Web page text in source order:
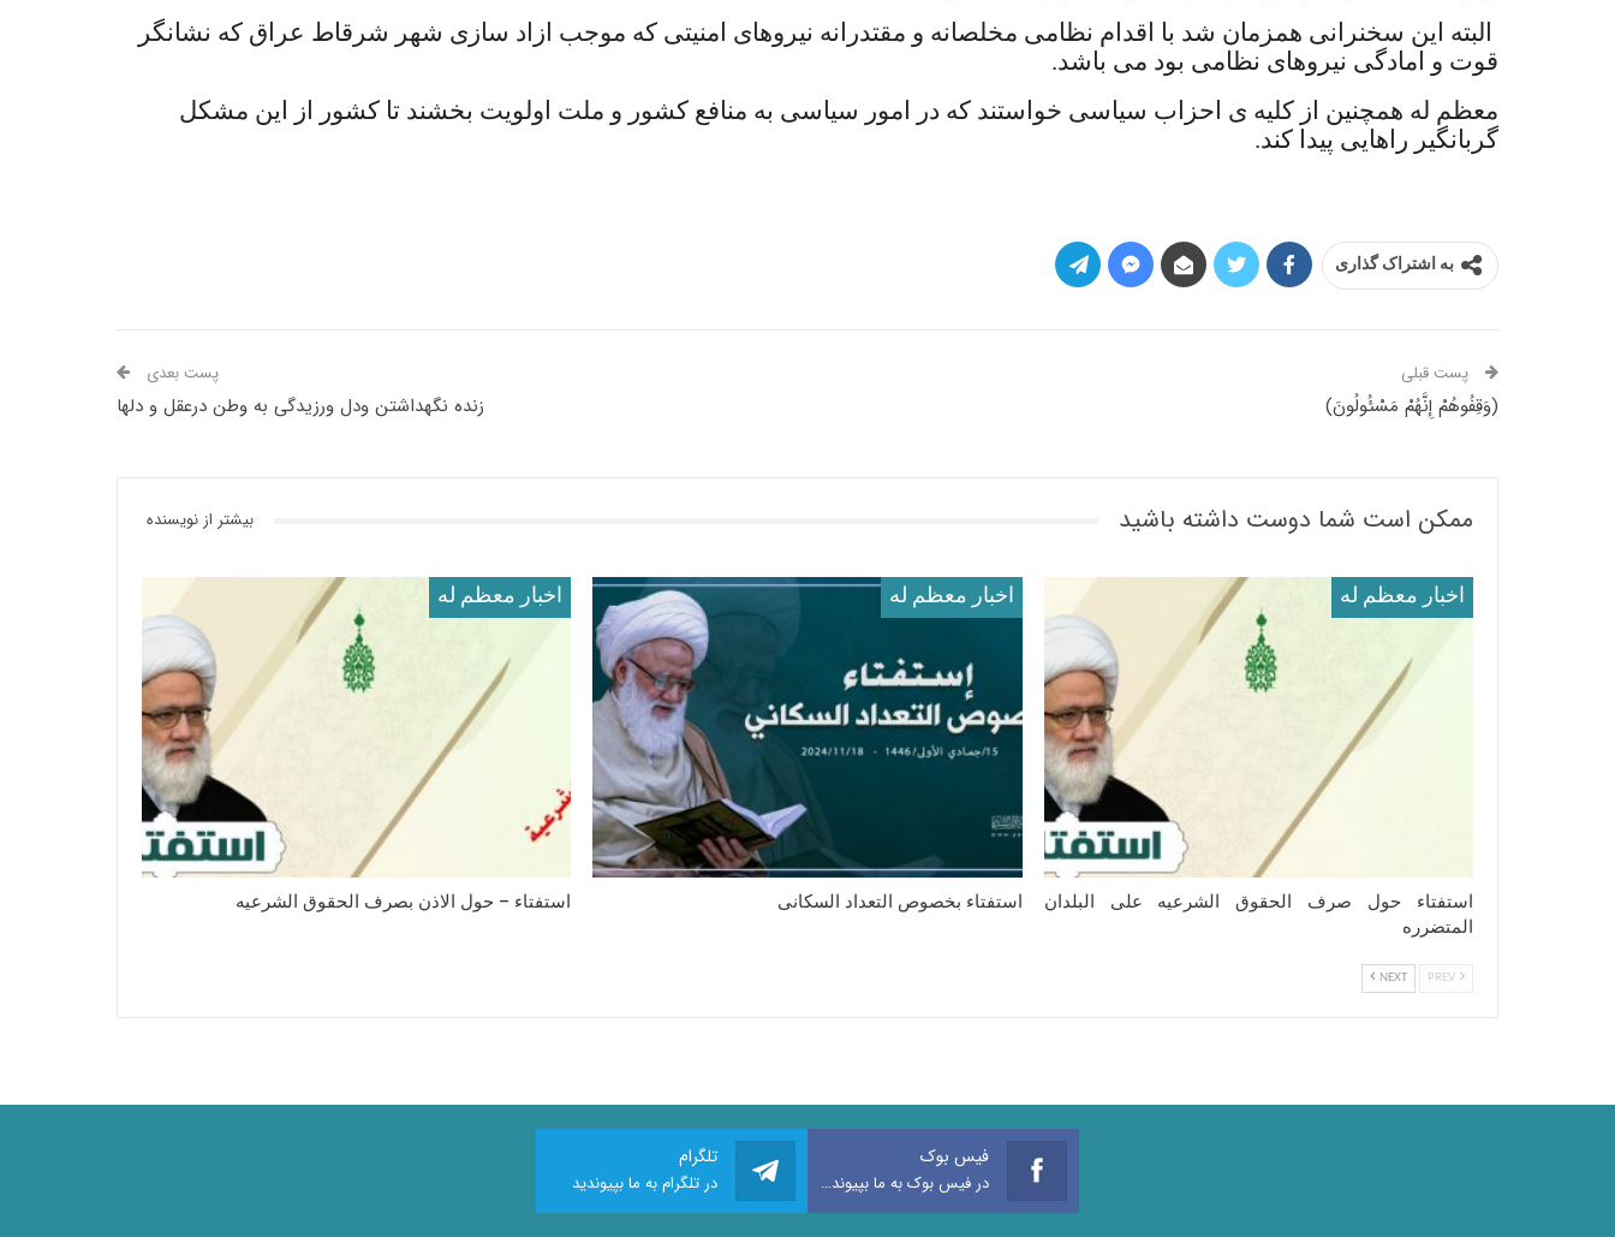
البته این سخنرانی همزمان شد با اقدام نظامی مخلصانه و مقتدرانه نیروهای امنیتی که موجب ازاد سازی شهر شرقاط عراق که نشانگر
قوت و امادگی نیروهای نظامی بود می باشد.
معظم له همچنین از کلیه ی احزاب سیاسی خواستند که در امور سیاسی به منافع کشور و ملت اولویت بخشند تا کشور از این مشکل
گربانگیر راهایی پیدا کند.
به اشتراک گذاری
پست قبلی
(وَقِفُوهُمْ إِنَّهُمْ مَسْئُولُونَ)
پست بعدی
زنده نگهداشتن ودل ورزیدگی به وطن درعقل و دلها
ممکن است شما دوست داشته باشید بیشتر از نویسنده
اخبار معظم له
استفتاء حول صرف الحقوق الشرعیه على البلدان
المتضرره
اخبار معظم له
استفتاء بخصوص التعداد السکانی
اخبار معظم له
استفتاء – حول الاذن بصرف الحقوق الشرعیه
NEXT
فیس بوک
در فیس بوک به ما بپیوندید
تلگرام
در تلگرام به ما بپیوندید